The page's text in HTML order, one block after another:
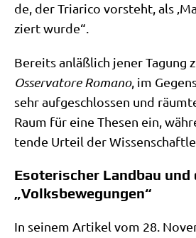
de, der Tria­ri­co vor­steht, als
ziert wurde“.
Bereits anläß­lich jener Tagung
Osser­va­to­re Roma­no, im
sehr auf­ge­schlos­sen und
Raum für eine The­sen ein,
ten­de Urteil der
Esoterischer Landbau und
„Volksbewegungen“
In sei­nem Arti­kel vom 28.